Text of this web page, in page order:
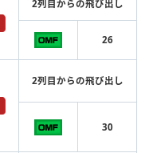
2列目からの飛び出し
26
2列目からの飛び出し
30